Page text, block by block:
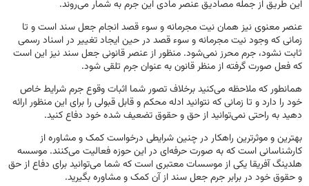
این طریق از جمله مصادیق عنصر مادی این جرم به شمار می‌روند.
عنصر معنوی نیز همان نیت مجرمانه و سوء قصد انجام جعل سند است و تا
زمانی که وجود نیت مجرمانه و سوء قصد در حین ایجاد تغییر در اسناد رسمی
ثابت نشود، جرم محرز نمی‌شود. منظور از عنصر قانونی جعل سند نیز این است
که فعل صورت گرفته از منظر قانون به عنوان جرم تلقی شود.
همانطور که ملاحظه می‌کنید برخلاف تصور شما اثبات وقوع جرم شرایط خاص
خود را دارد و تا زمانی که نتوانید ادله محکم و قابل قبولی را برای این منظور ارائه
دهید به راحتی نمی‌توانید از حق و حقوق تضعیف شده خود دفاع کنید.
بهترین و موثرترین راهکار در چنین شرایطی درخواست کمک و مشاوره از
کارشناسانی است که به صورت حرفه‌ای در این حوزه فعالیت می‌کنند. موسسه
هلدینگ آفریقا یکی از موسسات معتبری است که شما می‌توانید برای دفاع از حق
و حقوق خود در برابر جرم جعل سند از آن کمک و مشاوره بگیرید.